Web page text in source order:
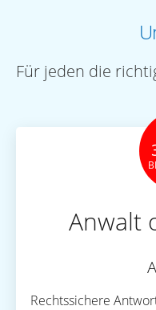
Für jeden die
Anwalt
Rechtssichere